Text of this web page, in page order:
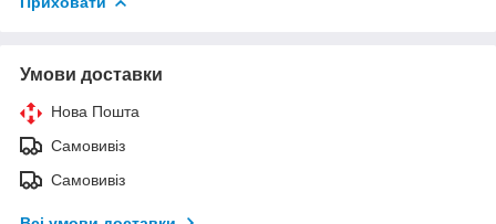
Умови доставки
Нова Пошта
Самовивіз
Самовивіз